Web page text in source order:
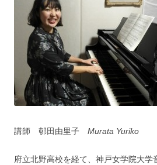
講師 邨田由里子 Murata Yuriko
府立北野高校を経て、神戸女学院大学